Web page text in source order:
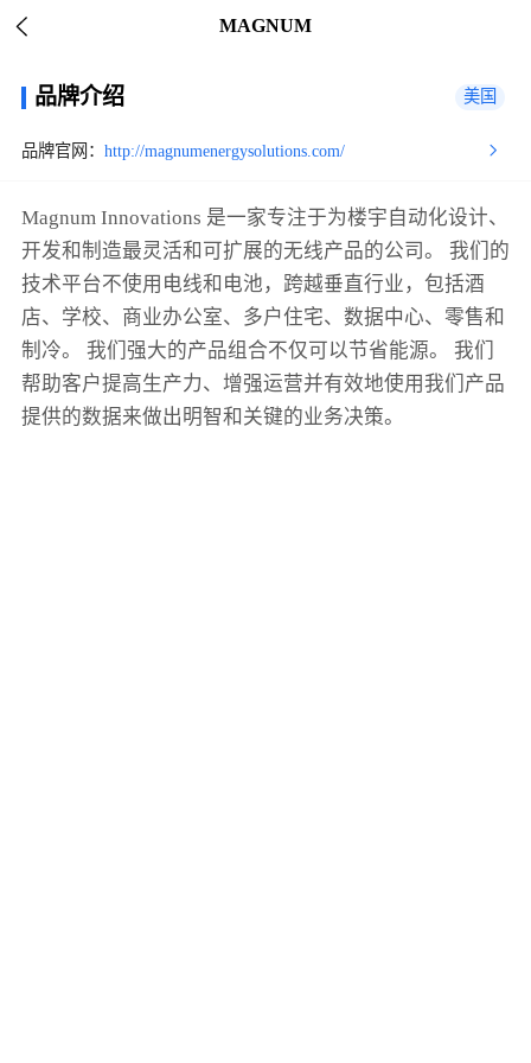
MAGNUM
品牌介绍 美国
品牌官网： http://magnumenergysolutions.com/
Magnum Innovations 是一家专注于为楼宇自动化设计、
开发和制造最灵活和可扩展的无线产品的公司。 我们的
技术平台不使用电线和电池，跨越垂直行业，包括酒
店、学校、商业办公室、多户住宅、数据中心、零售和
制冷。 我们强大的产品组合不仅可以节省能源。 我们
帮助客户提高生产力、增强运营并有效地使用我们产品
提供的数据来做出明智和关键的业务决策。